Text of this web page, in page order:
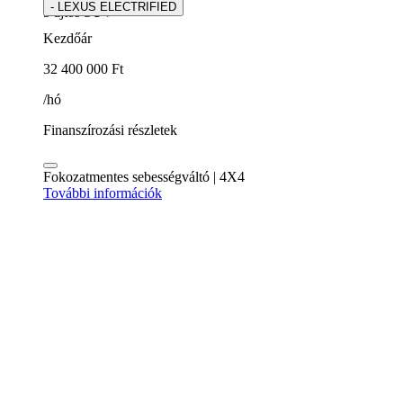
5 ajtós SUV
- LEXUS ELECTRIFIED
Kezdőár
32 400 000 Ft
/hó
Finanszírozási részletek
Fokozatmentes sebességváltó | 4X4
További információk